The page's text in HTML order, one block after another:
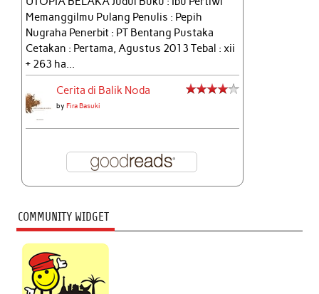
Memanggilmu Pulang Penulis : Pepih
Nugraha Penerbit : PT Bentang Pustaka
Cetakan : Pertama, Agustus 2013 Tebal : xii
+ 263 ha...
Cerita di Balik Noda
byFira Basuki
COMMUNITY WIDGET